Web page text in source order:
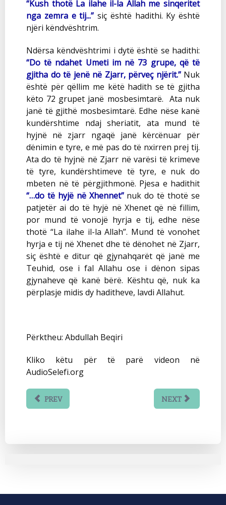
“Kush thotë La ilahe il-la Allah me sinqeritet
nga zemra e tij...” siç është hadithi. Ky është
njëri këndvështrim.
Ndërsa këndvështrimi i dytë është se hadithi:
“Do të ndahet Umeti im në 73 grupe, që të
gjitha do të jenë në Zjarr, përveç njërit.”Nuk
është për qëllim me këtë hadith se të gjitha
këto 72 grupet janë mosbesimtarë. Ata nuk
janë të gjithë mosbesimtarë. Edhe nëse kanë
kundërshtime ndaj sheriatit, ata mund të
hyjnë në zjarr ngaqë janë kërcënuar për
dënimin e tyre, e më pas do të nxirren prej tij.
Ata do të hyjnë në Zjarr në varësi të krimeve
të tyre, kundërshtimeve të tyre, e nuk do
mbeten në të përgjithmonë. Pjesa e hadithit
“…do të hyjë në Xhennet” nuk do të thotë se
patjetër ai do të hyjë në Xhenet që në fillim,
por mund të vonojë hyrja e tij, edhe nëse
thotë “La ilahe il-la Allah”. Mund të vonohet
hyrja e tij në Xhenet dhe të dënohet në Zjarr,
siç është e ditur që gjynahqarët që janë me
Teuhid, ose i fal Allahu ose i dënon sipas
gjynaheve që kanë bërë. Kështu që, nuk ka
përplasje midis dy haditheve, lavdi Allahut.
Përktheu: Abdullah Beqiri
Kliko këtu për të parë videon në
AudioSelefi.org
PREV NEXT